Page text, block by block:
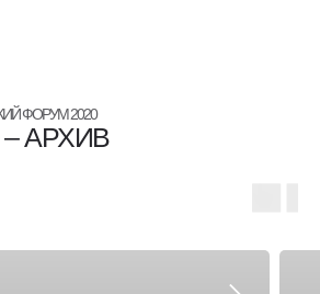
ФОРУМ 2020
АРХИВ